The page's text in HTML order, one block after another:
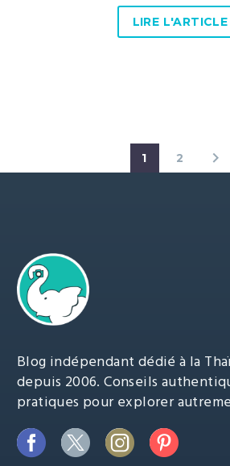
LIRE L'ARTICLE
1 2
Blog indépendant dédié à la
depuis 2006. Conseils
pratiques pour explorer